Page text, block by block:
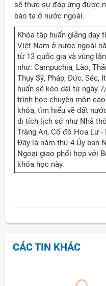
sẽ thực sự đáp ứng được
bào ta ở nước ngoài.
Khóa tập huấn giảng dạy
Việt Nam ở nước ngoài
từ 13 quốc gia và vùng
như: Campuchia, Lào,
Thụy Sỹ, Pháp, Đức, Séc,
huấn sẽ kéo dài từ ngày
trình học chuyên môn
khóa, tìm hiểu về đất
di tích lịch sử như Nhà
Tràng An, Cố đô Hoa Lư
Đây là năm thứ 4 Ủy ban
Ngoại giao phối hợp với
khóa học này.
CÁC TIN KHÁC